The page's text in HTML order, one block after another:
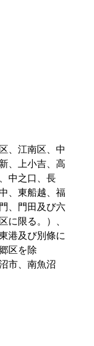
、江南区、中
、上小吉、高
中之口、長
、東船越、福
、門田及び六
に限る。）、
港及び別條に
区を除
市、南魚沼